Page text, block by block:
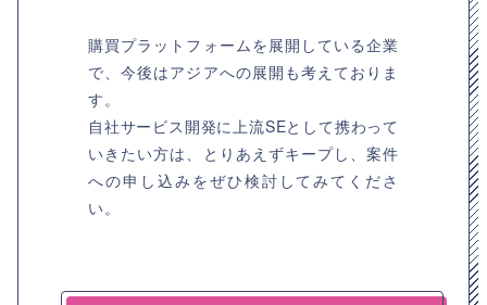
購買プラットフォームを展開している企業
で、今後はアジアへの展開も考えておりま
す。
自社サービス開発に上流SEとして携わって
いきたい方は、とりあえずキープし、案件
への申し込みをぜひ検討してみてくださ
い。